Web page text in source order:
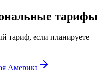
тарифы
тариф, если планируете
Америка